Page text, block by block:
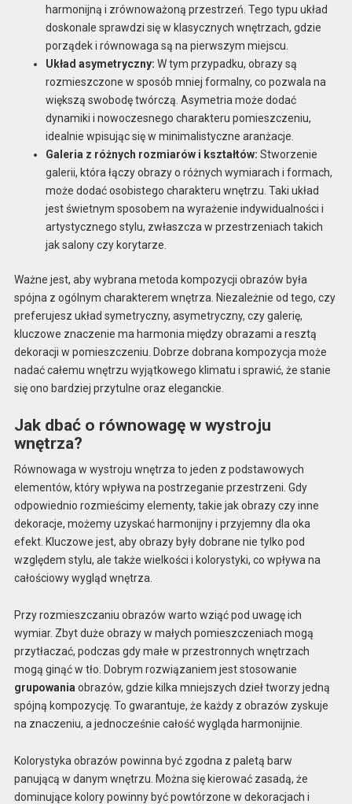
harmonijną i zrównoważoną przestrzeń. Tego typu układ
doskonale sprawdzi się w klasycznych wnętrzach, gdzie
porządek i równowaga są na pierwszym miejscu.
Układ asymetryczny: W tym przypadku, obrazy są
rozmieszczone w sposób mniej formalny, co pozwala na
większą swobodę twórczą. Asymetria może dodać
dynamiki i nowoczesnego charakteru pomieszczeniu,
idealnie wpisując się w minimalistyczne aranżacje.
Galeria z różnych rozmiarów i kształtów: Stworzenie
galerii, która łączy obrazy o różnych wymiarach i formach,
może dodać osobistego charakteru wnętrzu. Taki układ
jest świetnym sposobem na wyrażenie indywidualności i
artystycznego stylu, zwłaszcza w przestrzeniach takich
jak salony czy korytarze.
Ważne jest, aby wybrana metoda kompozycji obrazów była
spójna z ogólnym charakterem wnętrza. Niezależnie od tego, czy
preferujesz układ symetryczny, asymetryczny, czy galerię,
kluczowe znaczenie ma harmonia między obrazami a resztą
dekoracji w pomieszczeniu. Dobrze dobrana kompozycja może
nadać całemu wnętrzu wyjątkowego klimatu i sprawić, że stanie
się ono bardziej przytulne oraz eleganckie.
Jak dbać o równowagę w wystroju
wnętrza?
Równowaga w wystroju wnętrza to jeden z podstawowych
elementów, który wpływa na postrzeganie przestrzeni. Gdy
odpowiednio rozmieścimy elementy, takie jak obrazy czy inne
dekoracje, możemy uzyskać harmonijny i przyjemny dla oka
efekt. Kluczowe jest, aby obrazy były dobrane nie tylko pod
względem stylu, ale także wielkości i kolorystyki, co wpływa na
całościowy wygląd wnętrza.
Przy rozmieszczaniu obrazów warto wziąć pod uwagę ich
wymiar. Zbyt duże obrazy w małych pomieszczeniach mogą
przytłaczać, podczas gdy małe w przestronnych wnętrzach
mogą ginąć w tło. Dobrym rozwiązaniem jest stosowanie
grupowania obrazów, gdzie kilka mniejszych dzieł tworzy jedną
spójną kompozycję. To gwarantuje, że każdy z obrazów zyskuje
na znaczeniu, a jednocześnie całość wygląda harmonijnie.
Kolorystyka obrazów powinna być zgodna z paletą barw
panującą w danym wnętrzu. Można się kierować zasadą, że
dominujące kolory powinny być powtórzone w dekoracjach i